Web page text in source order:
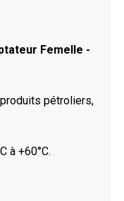
Femelle -
pétroliers,
à +60°C.